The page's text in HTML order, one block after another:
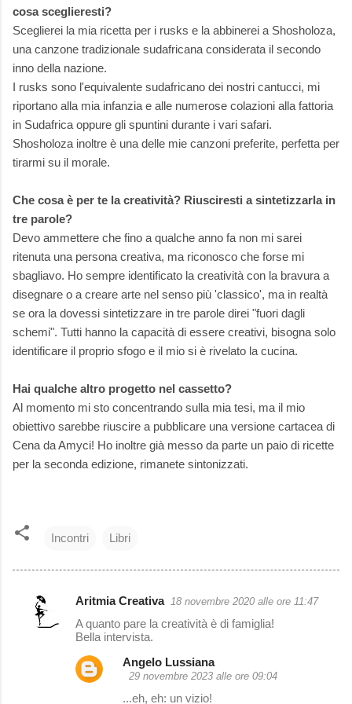
cosa sceglieresti?
Sceglierei la mia ricetta per i rusks e la abbinerei a Shosholoza,
una canzone tradizionale sudafricana considerata il secondo
inno della nazione.
I rusks sono l'equivalente sudafricano dei nostri cantucci, mi
riportano alla mia infanzia e alle numerose colazioni alla fattoria
in Sudafrica oppure gli spuntini durante i vari safari.
Shosholoza inoltre è una delle mie canzoni preferite, perfetta per
tirarmi su il morale.
Che cosa è per te la creatività? Riusciresti a sintetizzarla in
tre parole?
Devo ammettere che fino a qualche anno fa non mi sarei
ritenuta una persona creativa, ma riconosco che forse mi
sbagliavo. Ho sempre identificato la creatività con la bravura a
disegnare o a creare arte nel senso più 'classico', ma in realtà
se ora la dovessi sintetizzare in tre parole direi "fuori dagli
schemi". Tutti hanno la capacità di essere creativi, bisogna solo
identificare il proprio sfogo e il mio si è rivelato la cucina.
Hai qualche altro progetto nel cassetto?
Al momento mi sto concentrando sulla mia tesi, ma il mio
obiettivo sarebbe riuscire a pubblicare una versione cartacea di
Cena da Amyci! Ho inoltre già messo da parte un paio di ricette
per la seconda edizione, rimanete sintonizzati.
Incontri Libri
C
Aritmia Creativa 18 novembre 2020 alle ore 11:47
A quanto pare la creatività è di famiglia!
Bella intervista.
Angelo Lussiana
29 novembre 2023 alle ore 09:04
...eh, eh: un vizio!